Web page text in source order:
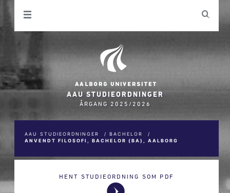
AAU STUDIEORDNINGER
ÅRGANG 2025/2026
AAU STUDIEORDNINGER / BACHELOR
/
ANVENDT FILOSOFI, BACHELOR (BA), AALBORG
HENT STUDIEORDNING SOM PDF